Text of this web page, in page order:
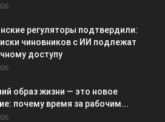
регуляторы подтвердили:
чиновников с ИИ подлежат
доступу
образ жизни — это новое
почему время за рабочим...